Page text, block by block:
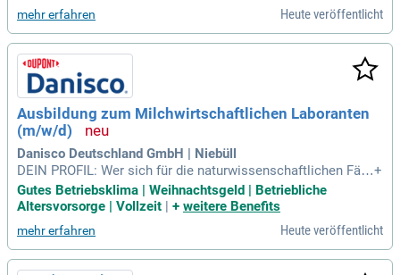
mittelt.
mehr erfahren Heute veröffentlicht
Ausbildung zum Milchwirtschaftlichen Laboranten
(m/w/d)
Danisco Deutschland GmbH | Niebüll
DEIN PROFIL: Wer sich für die naturwissenschaftlichen Fäc
her begeistert und genau und sorgfältig arbeiten kann, für de
n ist der Beruf des Milchwirtschaftlichen Laboranten genau
+
Gutes Betriebsklima | Weihnachtsgeld | Betriebliche
Altersvorsorge | Vollzeit
+ weitere Benefits
mehr erfahren Heute veröffentlicht